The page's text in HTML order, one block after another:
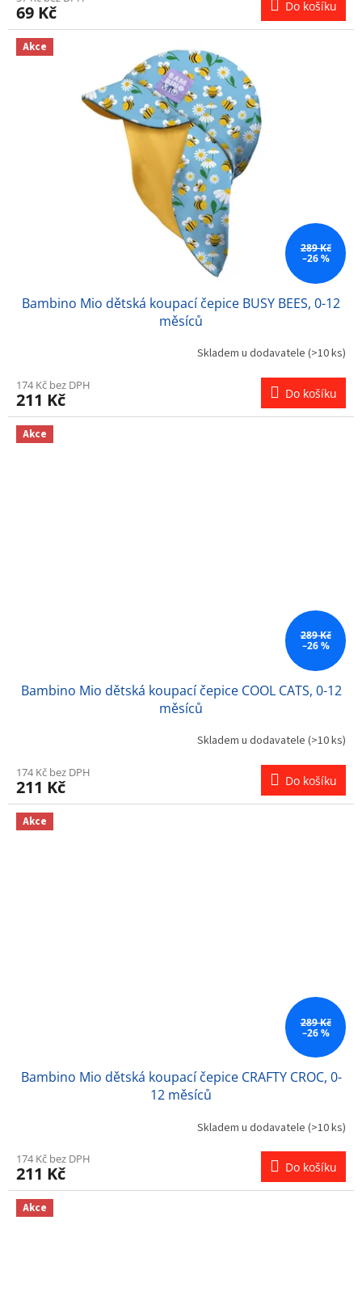
69 Kč Do košíku
Akce
289 Kč
–26 %
Bambino Mio dětská koupací čepice BUSY BEES, 0-12
měsíců
Skladem u dodavatele (>10 ks)
174 Kč bez DPH
211 Kč Do košíku
Akce
289 Kč
–26 %
Bambino Mio dětská koupací čepice COOL CATS, 0-12
měsíců
Skladem u dodavatele (>10 ks)
174 Kč bez DPH
211 Kč Do košíku
Akce
289 Kč
–26 %
Bambino Mio dětská koupací čepice CRAFTY CROC, 0-
12 měsíců
Skladem u dodavatele (>10 ks)
174 Kč bez DPH
211 Kč Do košíku
Akce